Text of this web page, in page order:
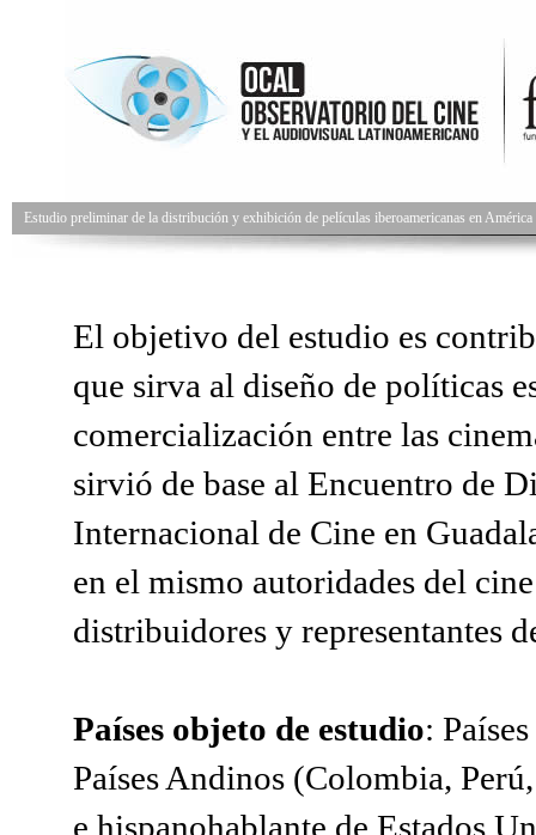
Estudio preliminar de la distribución y exhibición de películas iberoamericanas en
El objetivo del estudio es
que sirva al diseño de políticas
comercialización entre las
sirvió de base al Encuentro de
Internacional de Cine en
en el mismo autoridades del
distribuidores y representantes
Países objeto de estudio:
Países Andinos (Colombia,
e hispanohablante de Estados